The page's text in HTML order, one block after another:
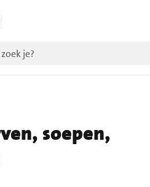
soepen,